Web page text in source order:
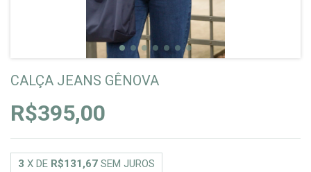
CALÇA JEANS GÊNOVA
R$395,00
3 X DE R$131,67 SEM JUROS